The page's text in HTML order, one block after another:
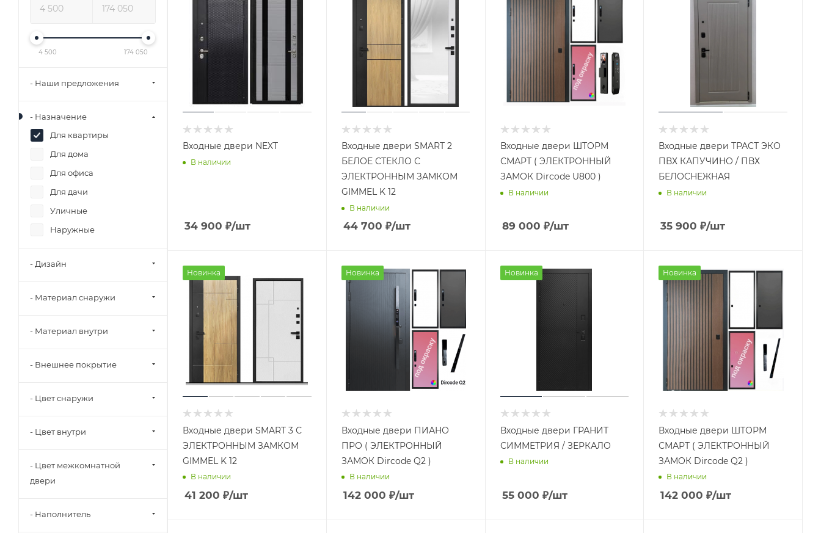
Входные двери NEXT
В наличии
34 900 ₽/шт
Входные двери SMART 2
БЕЛОЕ СТЕКЛО С
ЭЛЕКТРОННЫМ ЗАМКОМ
GIMMEL K 12
В наличии
44 700 ₽/шт
Входные двери ШТОРМ
СМАРТ ( ЭЛЕКТРОННЫЙ
ЗАМОК Dircode U800 )
В наличии
89 000 ₽/шт
Входные двери ТРАСТ ЭКО
ПВХ КАПУЧИНО / ПВХ
БЕЛОСНЕЖНАЯ
В наличии
35 900 ₽/шт
Новинка
Входные двери SMART 3 С
ЭЛЕКТРОННЫМ ЗАМКОМ
GIMMEL K 12
В наличии
41 200 ₽/шт
Новинка
Входные двери ПИАНО
ПРО ( ЭЛЕКТРОННЫЙ
ЗАМОК Dircode Q2 )
В наличии
142 000 ₽/шт
Новинка
Входные двери ГРАНИТ
СИММЕТРИЯ / ЗЕРКАЛО
В наличии
55 000 ₽/шт
Новинка
Входные двери ШТОРМ
СМАРТ ( ЭЛЕКТРОННЫЙ
ЗАМОК Dircode Q2 )
В наличии
142 000 ₽/шт
4 500 174 050
- Наши предложения
- Назначение
Для квартиры
Для дома
Для офиса
Для дачи
Уличные
Наружные
- Дизайн
- Материал снаружи
- Материал внутри
- Внешнее покрытие
- Цвет снаружи
- Цвет внутри
- Цвет межкомнатной
двери
- Наполнитель